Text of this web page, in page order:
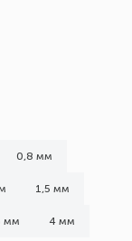
0,8 мм
1,5 мм
мм 4 мм